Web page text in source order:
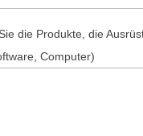
die Produkte, die
Computer)